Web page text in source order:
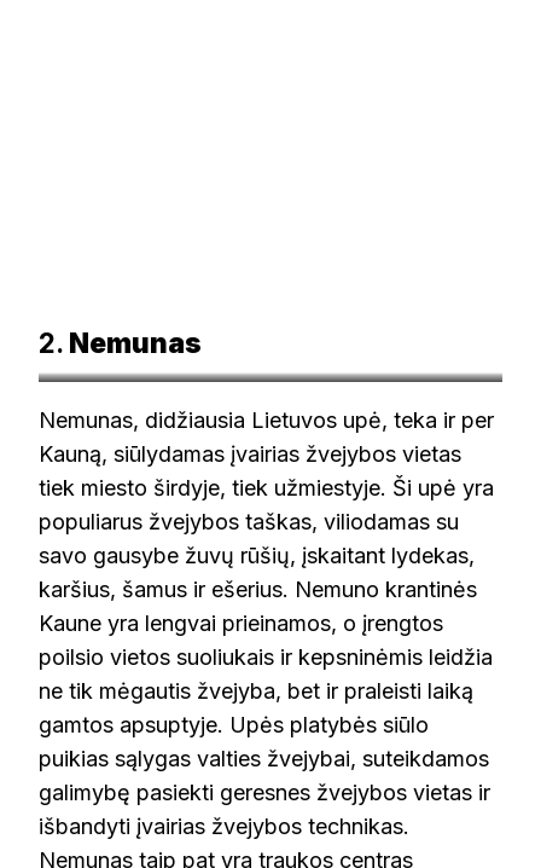
2. Nemunas
Nemunas, didžiausia Lietuvos upė, teka ir per
Kauną, siūlydamas įvairias žvejybos vietas
tiek miesto širdyje, tiek užmiestyje. Ši upė yra
populiarus žvejybos taškas, viliodamas su
savo gausybe žuvų rūšių, įskaitant lydekas,
karšius, šamus ir ešerius. Nemuno krantinės
Kaune yra lengvai prieinamos, o įrengtos
poilsio vietos suoliukais ir kepsninėmis leidžia
ne tik mėgautis žvejyba, bet ir praleisti laiką
gamtos apsuptyje. Upės platybės siūlo
puikias sąlygas valties žvejybai, suteikdamos
galimybę pasiekti geresnes žvejybos vietas ir
išbandyti įvairias žvejybos technikas.
Nemunas taip pat yra traukos centras